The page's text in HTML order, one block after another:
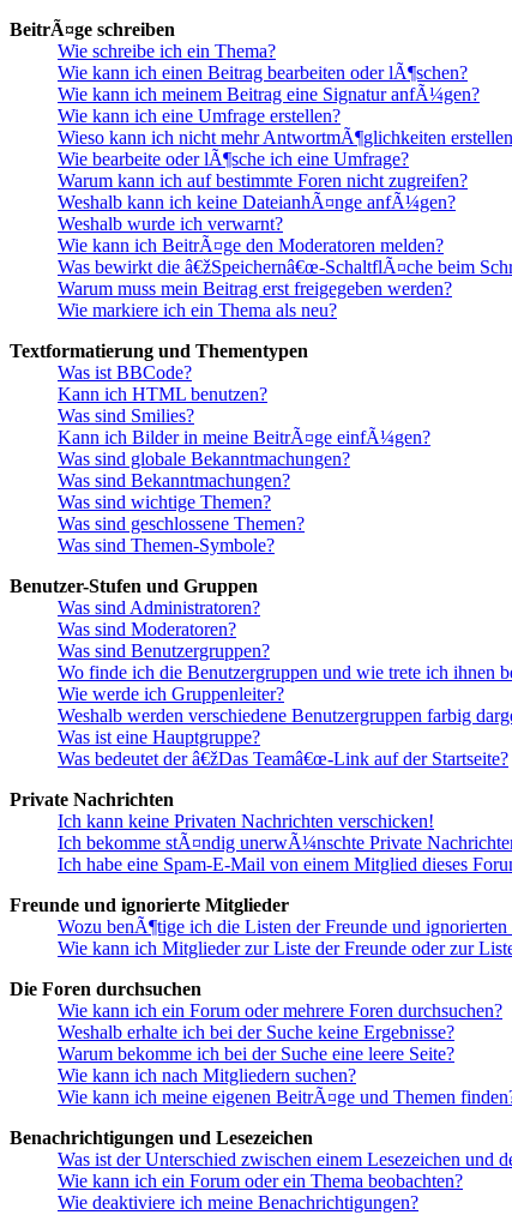
BeitrÃ¤ge schreiben
Wie schreibe ich ein Thema?
Wie kann ich einen Beitrag bearbeiten oder lÃ¶schen?
Wie kann ich meinem Beitrag eine Signatur anfÃ¼gen?
Wie kann ich eine Umfrage erstellen?
Wieso kann ich nicht mehr AntwortmÃ¶glichkeiten
Wie bearbeite oder lÃ¶sche ich eine Umfrage?
Warum kann ich auf bestimmte Foren nicht zugreifen?
Weshalb kann ich keine DateianhÃ¤nge anfÃ¼gen?
Weshalb wurde ich verwarnt?
Wie kann ich BeitrÃ¤ge den Moderatoren melden?
Was bewirkt die â€žSpeichernâ€œ-SchaltflÃ¤che beim
Warum muss mein Beitrag erst freigegeben werden?
Wie markiere ich ein Thema als neu?
Textformatierung und Thementypen
Was ist BBCode?
Kann ich HTML benutzen?
Was sind Smilies?
Kann ich Bilder in meine BeitrÃ¤ge einfÃ¼gen?
Was sind globale Bekanntmachungen?
Was sind Bekanntmachungen?
Was sind wichtige Themen?
Was sind geschlossene Themen?
Was sind Themen-Symbole?
Benutzer-Stufen und Gruppen
Was sind Administratoren?
Was sind Moderatoren?
Was sind Benutzergruppen?
Wo finde ich die Benutzergruppen und wie trete ich ihnen
Wie werde ich Gruppenleiter?
Weshalb werden verschiedene Benutzergruppen farbig
Was ist eine Hauptgruppe?
Was bedeutet der â€žDas Teamâ€œ-Link auf der Startseite?
Private Nachrichten
Ich kann keine Privaten Nachrichten verschicken!
Ich bekomme stÃ¤ndig unerwÃ¼nschte Private
Ich habe eine Spam-E-Mail von einem Mitglied dieses
Freunde und ignorierte Mitglieder
Wozu benÃ¶tige ich die Listen der Freunde und
Wie kann ich Mitglieder zur Liste der Freunde oder zur
Die Foren durchsuchen
Wie kann ich ein Forum oder mehrere Foren durchsuchen?
Weshalb erhalte ich bei der Suche keine Ergebnisse?
Warum bekomme ich bei der Suche eine leere Seite?
Wie kann ich nach Mitgliedern suchen?
Wie kann ich meine eigenen BeitrÃ¤ge und Themen
Benachrichtigungen und Lesezeichen
Was ist der Unterschied zwischen einem Lesezeichen und
Wie kann ich ein Forum oder ein Thema beobachten?
Wie deaktiviere ich meine Benachrichtigungen?